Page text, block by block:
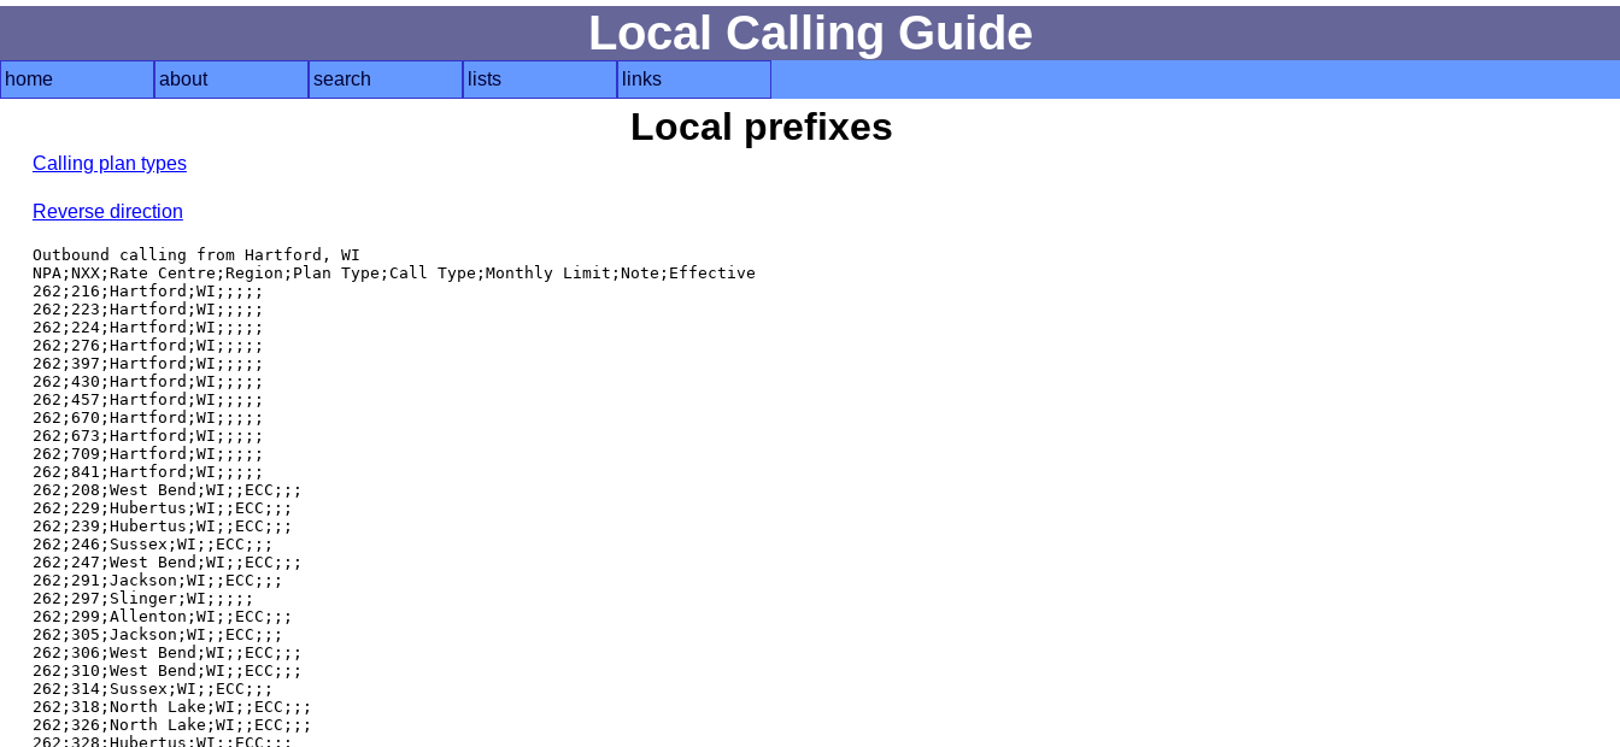
Local Calling Guide
home about search lists links
Local prefixes
Calling plan types
Reverse direction
Outbound calling from Hartford, WI
NPA;NXX;Rate Centre;Region;Plan Type;Call Type;Monthly Limit;Note;Effective
262;216;Hartford;WI;;;;;
262;223;Hartford;WI;;;;;
262;224;Hartford;WI;;;;;
262;276;Hartford;WI;;;;;
262;397;Hartford;WI;;;;;
262;430;Hartford;WI;;;;;
262;457;Hartford;WI;;;;;
262;670;Hartford;WI;;;;;
262;673;Hartford;WI;;;;;
262;709;Hartford;WI;;;;;
262;841;Hartford;WI;;;;;
262;208;West Bend;WI;;ECC;;;
262;229;Hubertus;WI;;ECC;;;
262;239;Hubertus;WI;;ECC;;;
262;246;Sussex;WI;;ECC;;;
262;247;West Bend;WI;;ECC;;;
262;291;Jackson;WI;;ECC;;;
262;297;Slinger;WI;;;;;
262;299;Allenton;WI;;ECC;;;
262;305;Jackson;WI;;ECC;;;
262;306;West Bend;WI;;ECC;;;
262;310;West Bend;WI;;ECC;;;
262;314;Sussex;WI;;ECC;;;
262;318;North Lake;WI;;ECC;;;
262;326;North Lake;WI;;ECC;;;
262;328;Hubertus;WI;;ECC;;;